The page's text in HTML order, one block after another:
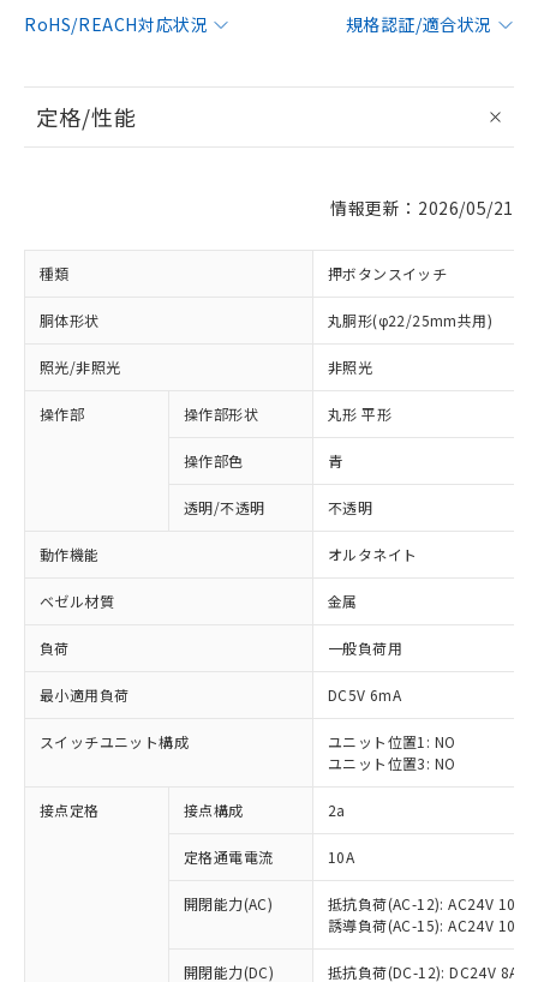
RoHS/REACH対応状況
規格認証/適合状況
定格/性能
情報更新：2026/05/21
種類 押ボタンスイッチ
胴体形状 丸胴形(φ22/25mm共用)
照光/非照光 非照光
操作部 操作部形状 丸形 平形
操作部色 青
透明/不透明 不透明
動作機能 オルタネイト
ベゼル材質 金属
負荷 一般負荷用
最小適用負荷 DC5V 6mA
スイッチユニット構成
ユニット位置1: NO
ユニット位置3: NO
接点定格 接点構成 2a
定格通電電流 10A
開閉能力(AC)
抵抗負荷(AC-12): AC24V 10A/
誘導負荷(AC-15): AC24V
開閉能力(DC) 抵抗負荷(DC-12): DC24V 8A/
ご利用条件
※1 対応状況
対応済み：EU RoHS指令（10物質）の
非含有に対応した製品が提供可能な商品で
対応予定：EU RoHS指令（10物質）の非含
有に対応した製品に切り替える予定のある